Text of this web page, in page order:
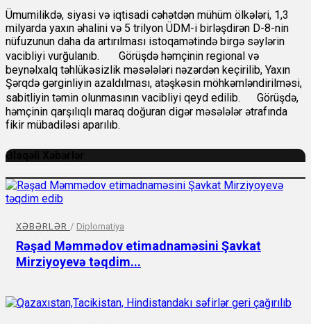
Ümumilikdə, siyasi və iqtisadi cəhətdən mühüm ölkələri, 1,3
milyarda yaxın əhalini və 5 trilyon ÜDM-i birləşdirən D-8-nin
nüfuzunun daha da artırılması istoqamətində birgə səylərin
vacibliyi vurğulanıb. Görüşdə həmçinin regional və
beynəlxalq təhlükəsizlik məsələləri nəzərdən keçirilib, Yaxın
Şərqdə gərginliyin azaldılması, atəşkəsin möhkəmləndirilməsi,
sabitliyin təmin olunmasının vacibliyi qeyd edilib. Görüşdə,
həmçinin qarşılıqlı maraq doğuran digər məsələlər ətrafında
fikir mübadiləsi aparılıb.
Əlaqəli Xəbərlər
XƏBƏRLƏR / Diplomatiya
Rəşad Məmmədov etimadnaməsini Şavkat
Mirziyoyevə təqdim...